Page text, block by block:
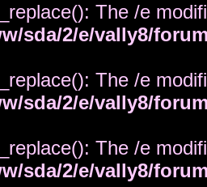
The /e
sda/2/e/vally8/
The /e
sda/2/e/vally8/
The /e
sda/2/e/vally8/